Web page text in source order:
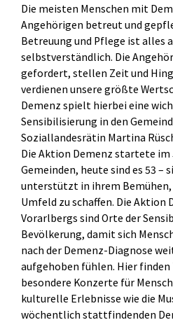
Die meisten Menschen mit
Angehörigen betreut und
Betreuung und Pflege ist alles
selbstverständlich. Die
gefordert, stellen Zeit und
verdienen unsere größte
Demenz spielt hierbei eine
Sensibilisierung in den
Soziallandesrätin Martina
Die Aktion Demenz startete im
Gemeinden, heute sind es 53 –
unterstützt in ihrem
Umfeld zu schaffen. Die Aktion
Vorarlbergs sind Orte der
Bevölkerung, damit sich
nach der Demenz-Diagnose
aufgehoben fühlen. Hier
besondere Konzerte für
kulturelle Erlebnisse wie die
wöchentlich stattfindenden